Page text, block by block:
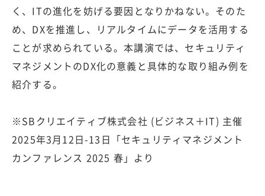
く、ITの進化を妨げる要因となりかねない。そのた
め、DXを推進し、リアルタイムにデータを活用する
ことが求められている。本講演では、セキュリティ
マネジメントのDX化の意義と具体的な取り組み例を
紹介する。
※SBクリエイティブ株式会社 (ビジネス＋IT) 主催
2025年3月12日-13日「セキュリティマネジメント
カンファレンス 2025 春」より